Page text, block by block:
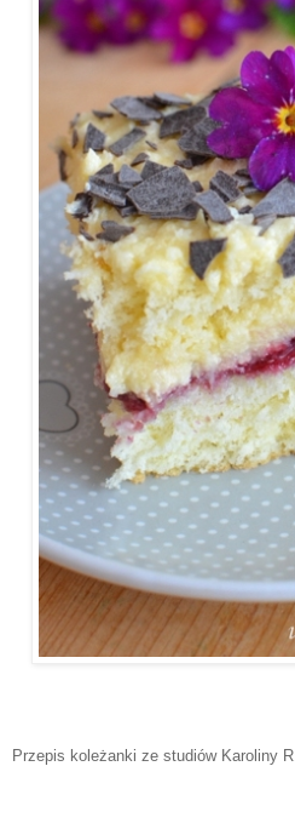
Przepis koleżanki ze studiów Karoliny R.